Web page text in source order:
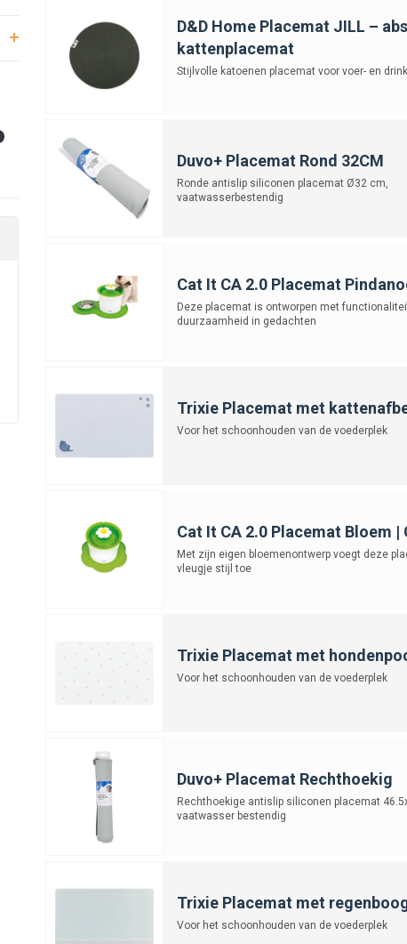
D&D Home Placemat JILL –
kattenplacemat
Stijlvolle katoenen placemat voor voer- en
Duvo+ Placemat Rond 32CM
Ronde antislip siliconen placemat Ø32 cm,
vaatwasserbestendig
Cat It CA 2.0 Placemat
Deze placemat is ontworpen met
duurzaamheid in gedachten
Trixie Placemat met
Voor het schoonhouden van de voederplek
Cat It CA 2.0 Placemat Bloem |
Met zijn eigen bloemenontwerp voegt deze
vleugje stijl toe
Trixie Placemat met
Voor het schoonhouden van de voederplek
Duvo+ Placemat Rechthoekig
Rechthoekige antislip siliconen placemat
vaatwasser bestendig
Trixie Placemat met
Voor het schoonhouden van de voederplek